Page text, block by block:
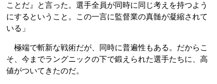
ことだ』と言った。選手全員が同時に同じ考えを持つよう
にするということ。この一言に監督業の真髄が凝縮されて
いる」
極端で斬新な戦術だが、同時に普遍性もある。だからこ
そ、今までラングニックの下で鍛えられた選手たちに、高
値がついてきたのだ。